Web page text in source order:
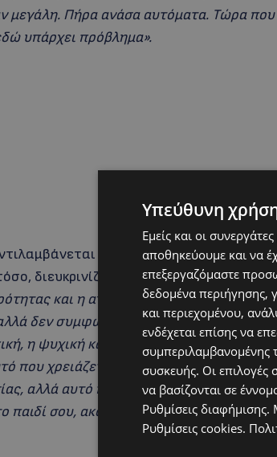
μεγάλη. Πήρα ανάσα αυτόματα. Τώρα
υπάρχει πρόβλημα».
τη μητρότητα έως κάτι
διευκρινίζει ότι δεν είναι εύκολο
και η αγάπη που νιώθεις βοηθάνε
δεν συμφωνώ να κάνεις στην άκρη
η ψυχική και σωματική υγεία είναι το
που χρειάζεται. Είναι δύσκολη
αλλά αυτό που με έχει διδάξει η δική
παιδί σου, ακόμα και αν νομίζεις ότι δεν
Υπεύθυνη
Εμείς και οι
αποθηκεύουμε και να
επεξεργαζόμαστε
δεδομένα περιήγησης,
και περιεχομένου,
ενδέχεται επίσης να
συμπεριλαμβανομένης
συσκευής. Οι επιλογές
να βασίζονται σε
Ρυθμίσεις διαφήμισης.
Ρυθμίσεις cookies.